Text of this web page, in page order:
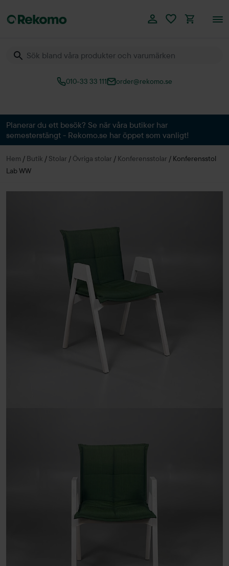
010-33 33 111 order@rekomo.se
Planerar du ett besök? Se när våra butiker har
semesterstängt - Rekomo.se har öppet som vanligt!
Hem / Butik / Stolar / Övriga stolar / Konferensstolar / Konferensstol
Lab WW